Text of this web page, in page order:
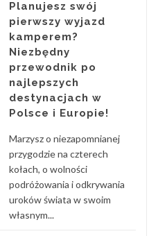
Planujesz swój
pierwszy wyjazd
kamperem?
Niezbędny
przewodnik po
najlepszych
destynacjach w
Polsce i Europie!
Marzysz o niezapomnianej
przygodzie na czterech
kołach, o wolności
podróżowania i odkrywania
uroków świata w swoim
własnym...